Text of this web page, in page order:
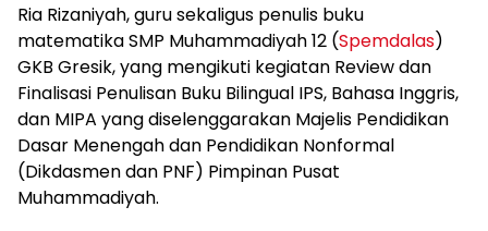
Ria Rizaniyah, guru sekaligus penulis buku
matematika SMP Muhammadiyah 12 (Spemdalas)
GKB Gresik, yang mengikuti kegiatan Review dan
Finalisasi Penulisan Buku Bilingual IPS, Bahasa Inggris,
dan MIPA yang diselenggarakan Majelis Pendidikan
Dasar Menengah dan Pendidikan Nonformal
(Dikdasmen dan PNF) Pimpinan Pusat
Muhammadiyah.